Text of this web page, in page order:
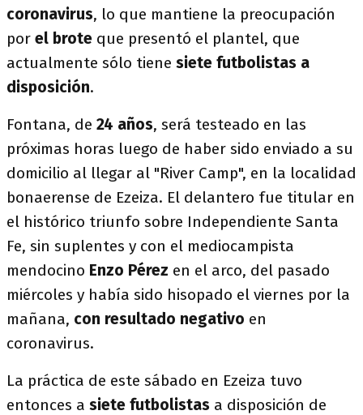
coronavirus, lo que mantiene la preocupación
por el brote que presentó el plantel, que
actualmente sólo tiene siete futbolistas a
disposición.
Fontana, de 24 años, será testeado en las
próximas horas luego de haber sido enviado a su
domicilio al llegar al "River Camp", en la localidad
bonaerense de Ezeiza. El delantero fue titular en
el histórico triunfo sobre Independiente Santa
Fe, sin suplentes y con el mediocampista
mendocino Enzo Pérez en el arco, del pasado
miércoles y había sido hisopado el viernes por la
mañana, con resultado negativo en
coronavirus.
La práctica de este sábado en Ezeiza tuvo
entonces a siete futbolistas a disposición de